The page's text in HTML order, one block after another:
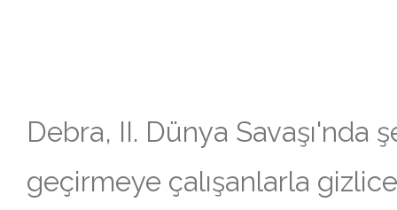
Debra, II. Dünya Savaşı'nda
geçirmeye çalışanlarla